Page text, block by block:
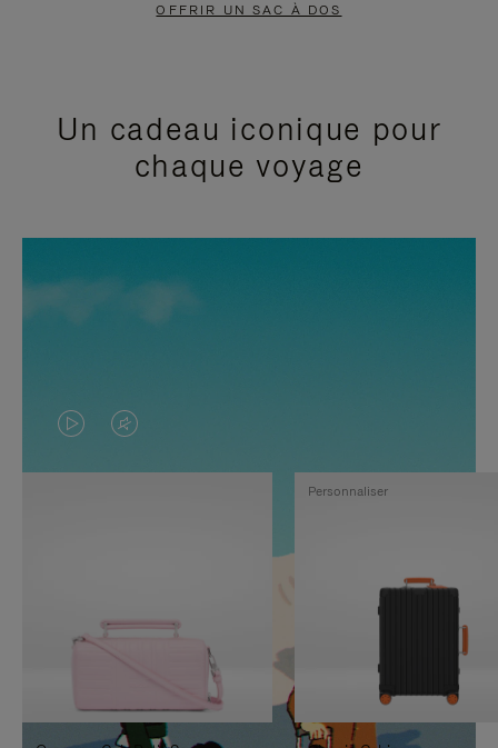
OFFRIR UN SAC À DOS
Un cadeau iconique pour
chaque voyage
LA
VIDÉO
PAUSE,
APPUYEZ
SUR
LE
SON
DÉSACTIVÉ.
VEUILLEZ
Personnaliser